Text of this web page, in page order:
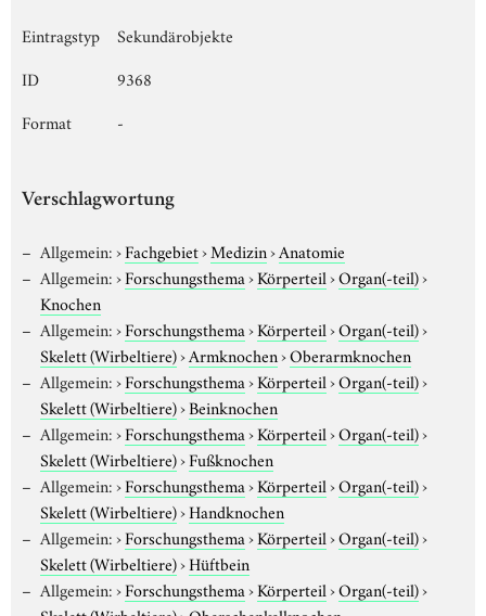
Eintragstyp
Sekundärobjekte
ID
9368
Format
-
Verschlagwortung
Allgemein:›Fachgebiet›Medizin›Anatomie
Allgemein:›Forschungsthema›Körperteil›Organ(-teil)›
Knochen
Allgemein:›Forschungsthema›Körperteil›Organ(-teil)›
Skelett (Wirbeltiere)›Armknochen›Oberarmknochen
Allgemein:›Forschungsthema›Körperteil›Organ(-teil)›
Skelett (Wirbeltiere)›Beinknochen
Allgemein:›Forschungsthema›Körperteil›Organ(-teil)›
Skelett (Wirbeltiere)›Fußknochen
Allgemein:›Forschungsthema›Körperteil›Organ(-teil)›
Skelett (Wirbeltiere)›Handknochen
Allgemein:›Forschungsthema›Körperteil›Organ(-teil)›
Skelett (Wirbeltiere)›Hüftbein
Allgemein:›Forschungsthema›Körperteil›Organ(-teil)›